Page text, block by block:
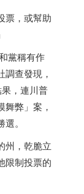
票，或幫助
黨稱有作
查發現，
，連川普
弊」案，
。
州，乾脆立
限制投票的